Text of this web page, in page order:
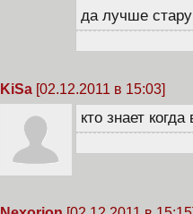
да лучше
KiSa [02.12.2011 в 15:03]
кто знает